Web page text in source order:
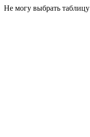
Не могу выбрать таблицу